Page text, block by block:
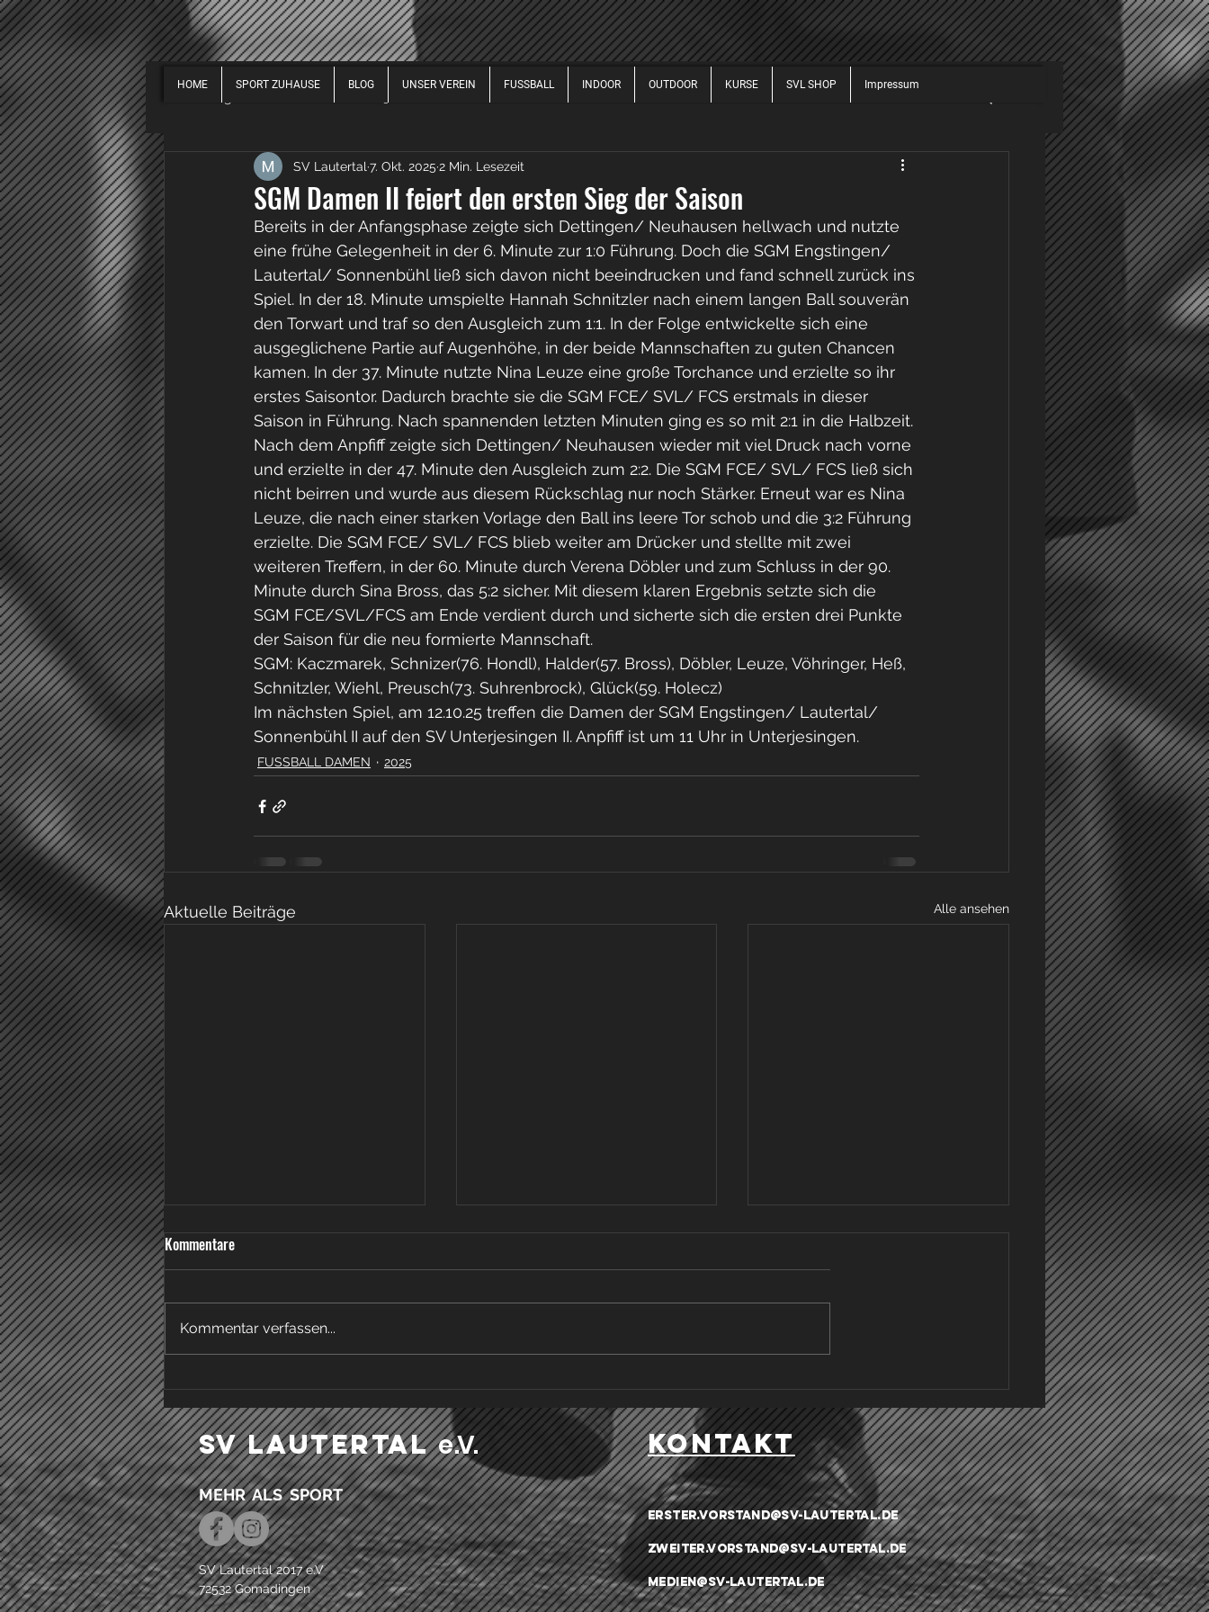
HOME SPORT ZUHAUSE BLOG UNSER VEREIN FUSSBALL INDOOR OUTDOOR KURSE SVL SHOP Impressum
SPORT ALLGEMEIN 2018 2017 2020
SGM Damen II feiert den ersten Sieg der Saison
SV Lautertal 7. Okt. 2025 2 Min. Lesezeit
Bereits in der Anfangsphase zeigte sich Dettingen/ Neuhausen hellwach und nutzte
eine frühe Gelegenheit in der 6. Minute zur 1:0 Führung. Doch die SGM Engstingen/
Lautertal/ Sonnenbühl ließ sich davon nicht beeindrucken und fand schnell zurück ins
Spiel. In der 18. Minute umspielte Hannah Schnitzler nach einem langen Ball souverän
den Torwart und traf so den Ausgleich zum 1:1. In der Folge entwickelte sich eine
ausgeglichene Partie auf Augenhöhe, in der beide Mannschaften zu guten Chancen
kamen. In der 37. Minute nutzte Nina Leuze eine große Torchance und erzielte so ihr
erstes Saisontor. Dadurch brachte sie die SGM FCE/ SVL/ FCS erstmals in dieser
Saison in Führung. Nach spannenden letzten Minuten ging es so mit 2:1 in die Halbzeit.
Nach dem Anpfiff zeigte sich Dettingen/ Neuhausen wieder mit viel Druck nach vorne
und erzielte in der 47. Minute den Ausgleich zum 2:2. Die SGM FCE/ SVL/ FCS ließ sich
nicht beirren und wurde aus diesem Rückschlag nur noch Stärker. Erneut war es Nina
Leuze, die nach einer starken Vorlage den Ball ins leere Tor schob und die 3:2 Führung
erzielte. Die SGM FCE/ SVL/ FCS blieb weiter am Drücker und stellte mit zwei
weiteren Treffern, in der 60. Minute durch Verena Döbler und zum Schluss in der 90.
Minute durch Sina Bross, das 5:2 sicher. Mit diesem klaren Ergebnis setzte sich die
SGM FCE/SVL/FCS am Ende verdient durch und sicherte sich die ersten drei Punkte
der Saison für die neu formierte Mannschaft.
SGM: Kaczmarek, Schnizer(76. Hondl), Halder(57. Bross), Döbler, Leuze, Vöhringer, Heß,
Schnitzler, Wiehl, Preusch(73. Suhrenbrock), Glück(59. Holecz)
Im nächsten Spiel, am 12.10.25 treffen die Damen der SGM Engstingen/ Lautertal/
Sonnenbühl II auf den SV Unterjesingen II. Anpfiff ist um 11 Uhr in Unterjesingen.
FUSSBALL DAMEN 2025
Aktuelle Beiträge Alle ansehen
Knappe Niederlage in Gomadingen
Am heutigen Sonntag, den
Mannschaft des TSV Tettnang.
an auf eine kompakte und
tiefsteh
Rückrundenstart für die Frauen
Vorbereitung wollte man positiv
in die Rückrunde der Landesliga
2 s
SGM FCE/SVL/FCS holt Punkt zum
Winterpause. Die SGM war
dabei auswärts in Dettingen
gegen den T
Kommentare
Kommentar verfassen...
SV Lautertale .V.
MEHR ALS SPORT
SV Lautertal 2017 e.V
72532 Gomadingen
kontakt
erster.vorstand@sv-lautertal.de
zweiter.vorstand@sv-lautertal.de
medien@sv-lautertal.de